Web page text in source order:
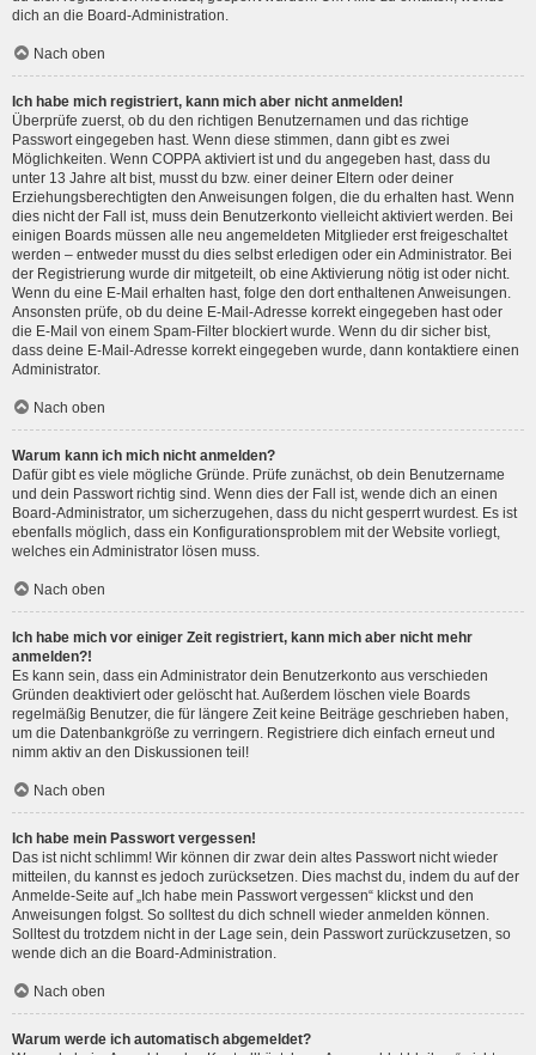
dich an die Board-Administration.
Nach oben
Ich habe mich registriert, kann mich aber nicht anmelden!
Überprüfe zuerst, ob du den richtigen Benutzernamen und das richtige
Passwort eingegeben hast. Wenn diese stimmen, dann gibt es zwei
Möglichkeiten. Wenn COPPA aktiviert ist und du angegeben hast, dass du
unter 13 Jahre alt bist, musst du bzw. einer deiner Eltern oder deiner
Erziehungsberechtigten den Anweisungen folgen, die du erhalten hast. Wenn
dies nicht der Fall ist, muss dein Benutzerkonto vielleicht aktiviert werden. Bei
einigen Boards müssen alle neu angemeldeten Mitglieder erst freigeschaltet
werden – entweder musst du dies selbst erledigen oder ein Administrator. Bei
der Registrierung wurde dir mitgeteilt, ob eine Aktivierung nötig ist oder nicht.
Wenn du eine E-Mail erhalten hast, folge den dort enthaltenen Anweisungen.
Ansonsten prüfe, ob du deine E-Mail-Adresse korrekt eingegeben hast oder
die E-Mail von einem Spam-Filter blockiert wurde. Wenn du dir sicher bist,
dass deine E-Mail-Adresse korrekt eingegeben wurde, dann kontaktiere einen
Administrator.
Nach oben
Warum kann ich mich nicht anmelden?
Dafür gibt es viele mögliche Gründe. Prüfe zunächst, ob dein Benutzername
und dein Passwort richtig sind. Wenn dies der Fall ist, wende dich an einen
Board-Administrator, um sicherzugehen, dass du nicht gesperrt wurdest. Es ist
ebenfalls möglich, dass ein Konfigurationsproblem mit der Website vorliegt,
welches ein Administrator lösen muss.
Nach oben
Ich habe mich vor einiger Zeit registriert, kann mich aber nicht mehr
anmelden?!
Es kann sein, dass ein Administrator dein Benutzerkonto aus verschieden
Gründen deaktiviert oder gelöscht hat. Außerdem löschen viele Boards
regelmäßig Benutzer, die für längere Zeit keine Beiträge geschrieben haben,
um die Datenbankgröße zu verringern. Registriere dich einfach erneut und
nimm aktiv an den Diskussionen teil!
Nach oben
Ich habe mein Passwort vergessen!
Das ist nicht schlimm! Wir können dir zwar dein altes Passwort nicht wieder
mitteilen, du kannst es jedoch zurücksetzen. Dies machst du, indem du auf der
Anmelde-Seite auf „Ich habe mein Passwort vergessen“ klickst und den
Anweisungen folgst. So solltest du dich schnell wieder anmelden können.
Solltest du trotzdem nicht in der Lage sein, dein Passwort zurückzusetzen, so
wende dich an die Board-Administration.
Nach oben
Warum werde ich automatisch abgemeldet?